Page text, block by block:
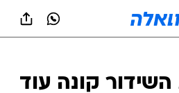
קונה עוד